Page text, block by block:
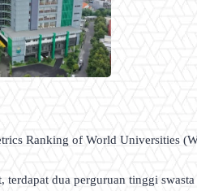
Ranking of World Universities
terdapat dua perguruan tinggi